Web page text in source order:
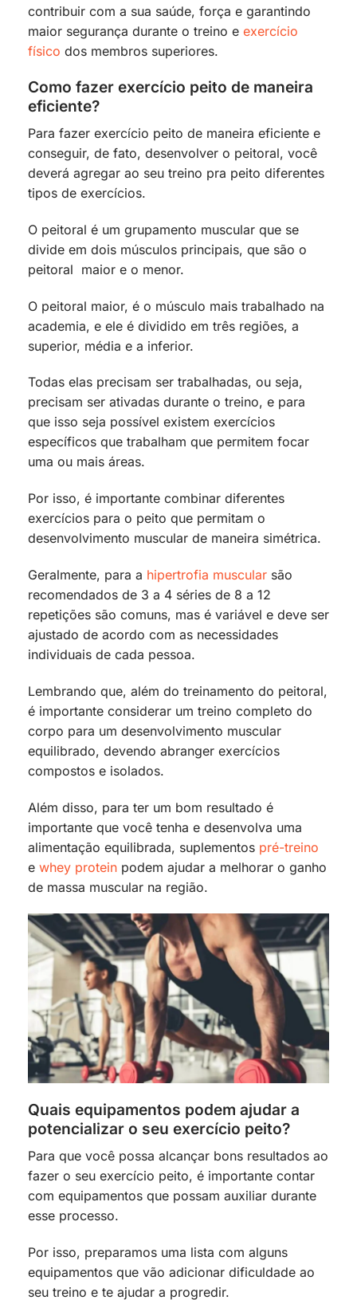
contribuir com a sua saúde, força e garantindo
maior segurança durante o treino e exercício
físico dos membros superiores.
Como fazer exercício peito de maneira
eficiente?
Para fazer exercício peito de maneira eficiente e
conseguir, de fato, desenvolver o peitoral, você
deverá agregar ao seu treino pra peito diferentes
tipos de exercícios.
O peitoral é um grupamento muscular que se
divide em dois músculos principais, que são o
peitoral maior e o menor.
O peitoral maior, é o músculo mais trabalhado na
academia, e ele é dividido em três regiões, a
superior, média e a inferior.
Todas elas precisam ser trabalhadas, ou seja,
precisam ser ativadas durante o treino, e para
que isso seja possível existem exercícios
específicos que trabalham que permitem focar
uma ou mais áreas.
Por isso, é importante combinar diferentes
exercícios para o peito que permitam o
desenvolvimento muscular de maneira simétrica.
Geralmente, para a hipertrofia muscular são
recomendados de 3 a 4 séries de 8 a 12
repetições são comuns, mas é variável e deve ser
ajustado de acordo com as necessidades
individuais de cada pessoa.
Lembrando que, além do treinamento do peitoral,
é importante considerar um treino completo do
corpo para um desenvolvimento muscular
equilibrado, devendo abranger exercícios
compostos e isolados.
Além disso, para ter um bom resultado é
importante que você tenha e desenvolva uma
alimentação equilibrada, suplementos pré-treino
e whey protein podem ajudar a melhorar o ganho
de massa muscular na região.
Quais equipamentos podem ajudar a
potencializar o seu exercício peito?
Para que você possa alcançar bons resultados ao
fazer o seu exercício peito, é importante contar
com equipamentos que possam auxiliar durante
esse processo.
Por isso, preparamos uma lista com alguns
equipamentos que vão adicionar dificuldade ao
seu treino e te ajudar a progredir.